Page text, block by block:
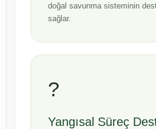
doğal savunma sisteminin
sağlar.
?
Yangısal Süreç